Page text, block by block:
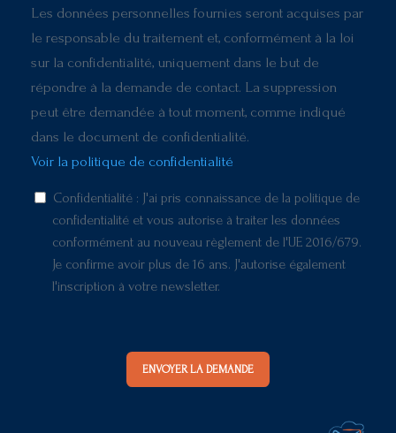
Les données personnelles fournies seront acquises par
le responsable du traitement et, conformément à la loi
sur la confidentialité, uniquement dans le but de
répondre à la demande de contact. La suppression
peut être demandée à tout moment, comme indiqué
dans le document de confidentialité.
Voir la politique de confidentialité
Confidentialité : J'ai pris connaissance de la politique de
confidentialité et vous autorise à traiter les données
conformément au nouveau règlement de l'UE 2016/679.
Je confirme avoir plus de 16 ans. J'autorise également
l'inscription à votre newsletter.
ENVOYER LA DEMANDE